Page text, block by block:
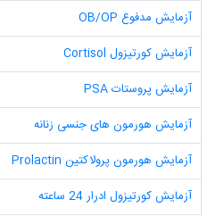
آزمایش مدفوع OB/OP
آزمایش کورتیزول Cortisol
آزمایش پروستات PSA
آزمایش هورمون های جنسی زنانه
آزمایش هورمون پرولاکتین Prolactin
آزمایش کورتیزول ادرار 24 ساعته